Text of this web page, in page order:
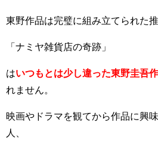
東野作品は完璧に組み立てられた
「ナミヤ雑貨店の奇跡」
はいつもとは少し違った東野圭吾
れません。
映画やドラマを観てから作品に興
人、